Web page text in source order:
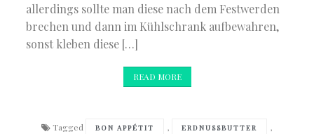
allerdings sollte man diese nach dem Festwerden
brechen und dann im Kühlschrank aufbewahren,
sonst kleben diese […]
READ MORE
Tagged BON APPÉTIT , ERDNUSSBUTTER ,